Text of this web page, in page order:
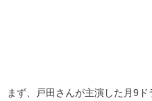
まず、戸田さんが主演した月9ド